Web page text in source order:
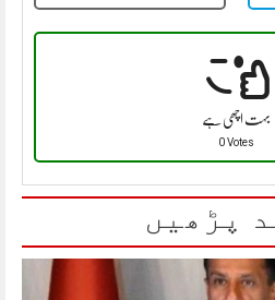
بہت اچھی ہے
0 Votes
پڑھیں